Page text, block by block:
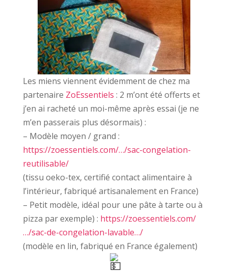
Les miens viennent évidemment de chez ma
partenaire ZoEssentiels : 2 m’ont été offerts et
j’en ai racheté un moi-même après essai (je ne
m’en passerais plus désormais) :
– Modèle moyen / grand :
https://zoessentiels.com/…/sac-congelation-
reutilisable/
(tissu oeko-tex, certifié contact alimentaire à
l’intérieur, fabriqué artisanalement en France)
– Petit modèle, idéal pour une pâte à tarte ou à
pizza par exemple) : https://zoessentiels.com/
…/sac-de-congelation-lavable…/
(modèle en lin, fabriqué en France également)